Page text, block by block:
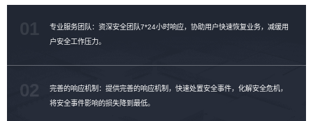
专业服务团队：资深安全团队7*24小时响应，协助用户快速恢复业务，减缓用
户安全工作压力。
完善的响应机制：提供完善的响应机制，快速处置安全事件，化解安全危机，
将安全事件影响的损失降到最低。
02